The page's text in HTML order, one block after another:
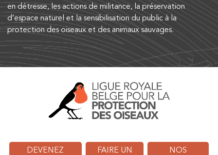
en détresse, les actions de militance, la préservation
d’espace naturel et la sensibilisation du public à la
protection des oiseaux et des animaux sauvages.
DEVENEZ FAIRE UN NOS